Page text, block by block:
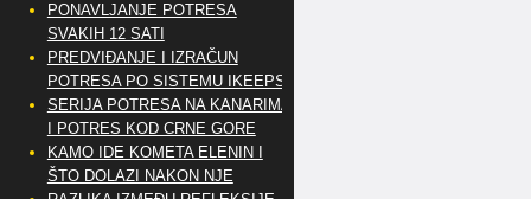
PONAVLJANJE POTRESA
SVAKIH 12 SATI
PREDVIĐANJE I IZRAČUN
POTRESA PO SISTEMU IKEEPS
SERIJA POTRESA NA KANARIMA
I POTRES KOD CRNE GORE
KAMO IDE KOMETA ELENIN I
ŠTO DOLAZI NAKON NJE